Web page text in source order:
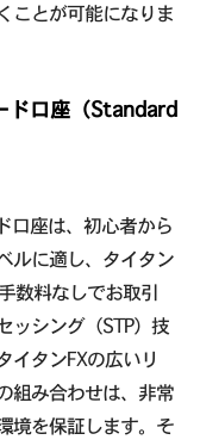
ことが可能になりま
ド口座（Standard
口座は、初心者から
ルに適し、タイタン
数料なしでお取引
ッシング（STP）技
イタンFXの広いリ
組み合わせは、非常
境を保証します。そ